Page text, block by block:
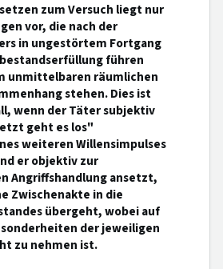
zum Versuch liegt nur
vor, die nach der
in ungestörtem Fortgang
führen
unmittelbaren räumlichen
stehen. Dies ist
wenn der Täter subjektiv
geht es los"
weiteren Willensimpulses
er objektiv zur
Angriffshandlung ansetzt,
Zwischenakte in die
übergeht, wobei auf
der jeweiligen
zu nehmen ist.